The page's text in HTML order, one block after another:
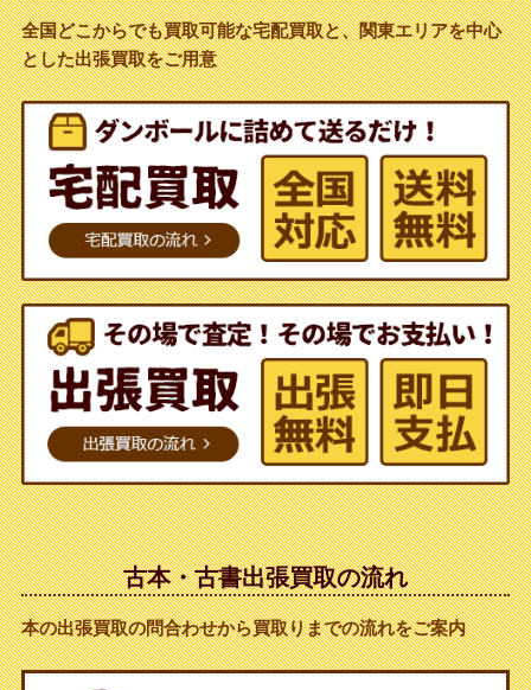
全国どこからでも買取可能な宅配買取と、関東エリアを中心
とした出張買取をご用意
古本・古書出張買取の流れ
本の出張買取の問合わせから買取りまでの流れをご案内